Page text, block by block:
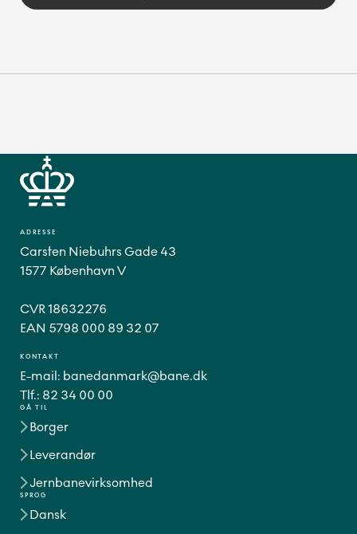
GÅ TIL
Borger
Leverandør
Jernbanevirksomhed
SPROG
Dansk
ADRESSE
Carsten Niebuhrs Gade 43
1577 København V
CVR 18632276
EAN 5798 000 89 32 07
KONTAKT
E-mail: banedanmark@bane.dk
Tlf.: 82 34 00 00